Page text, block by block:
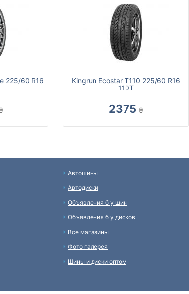
225/60 R16
Kingrun Ecostar T110 225/60 R16
110T
2375 ₴
Автошины
Автодиски
Объявления б у шин
Объявления б у дисков
Все магазины
Фото галерея
Шины и диски оптом